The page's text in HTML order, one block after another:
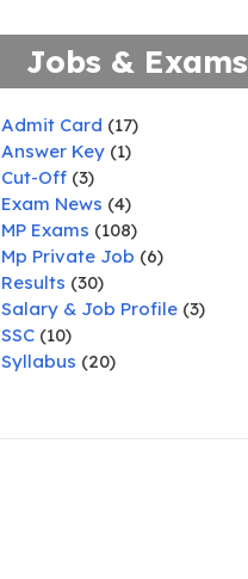
Jobs & Exams
Admit Card (17)
Answer Key (1)
Cut-Off (3)
Exam News (4)
MP Exams (108)
Mp Private Job (6)
Results (30)
Salary & Job Profile (3)
SSC (10)
Syllabus (20)